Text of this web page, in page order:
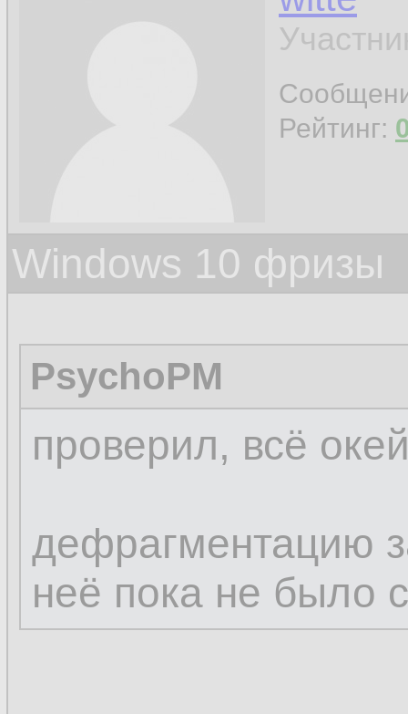
Рейтинг:
Windows 10 фризы
PsychoPM
проверил, всё
дефрагментацию
неё пока не было